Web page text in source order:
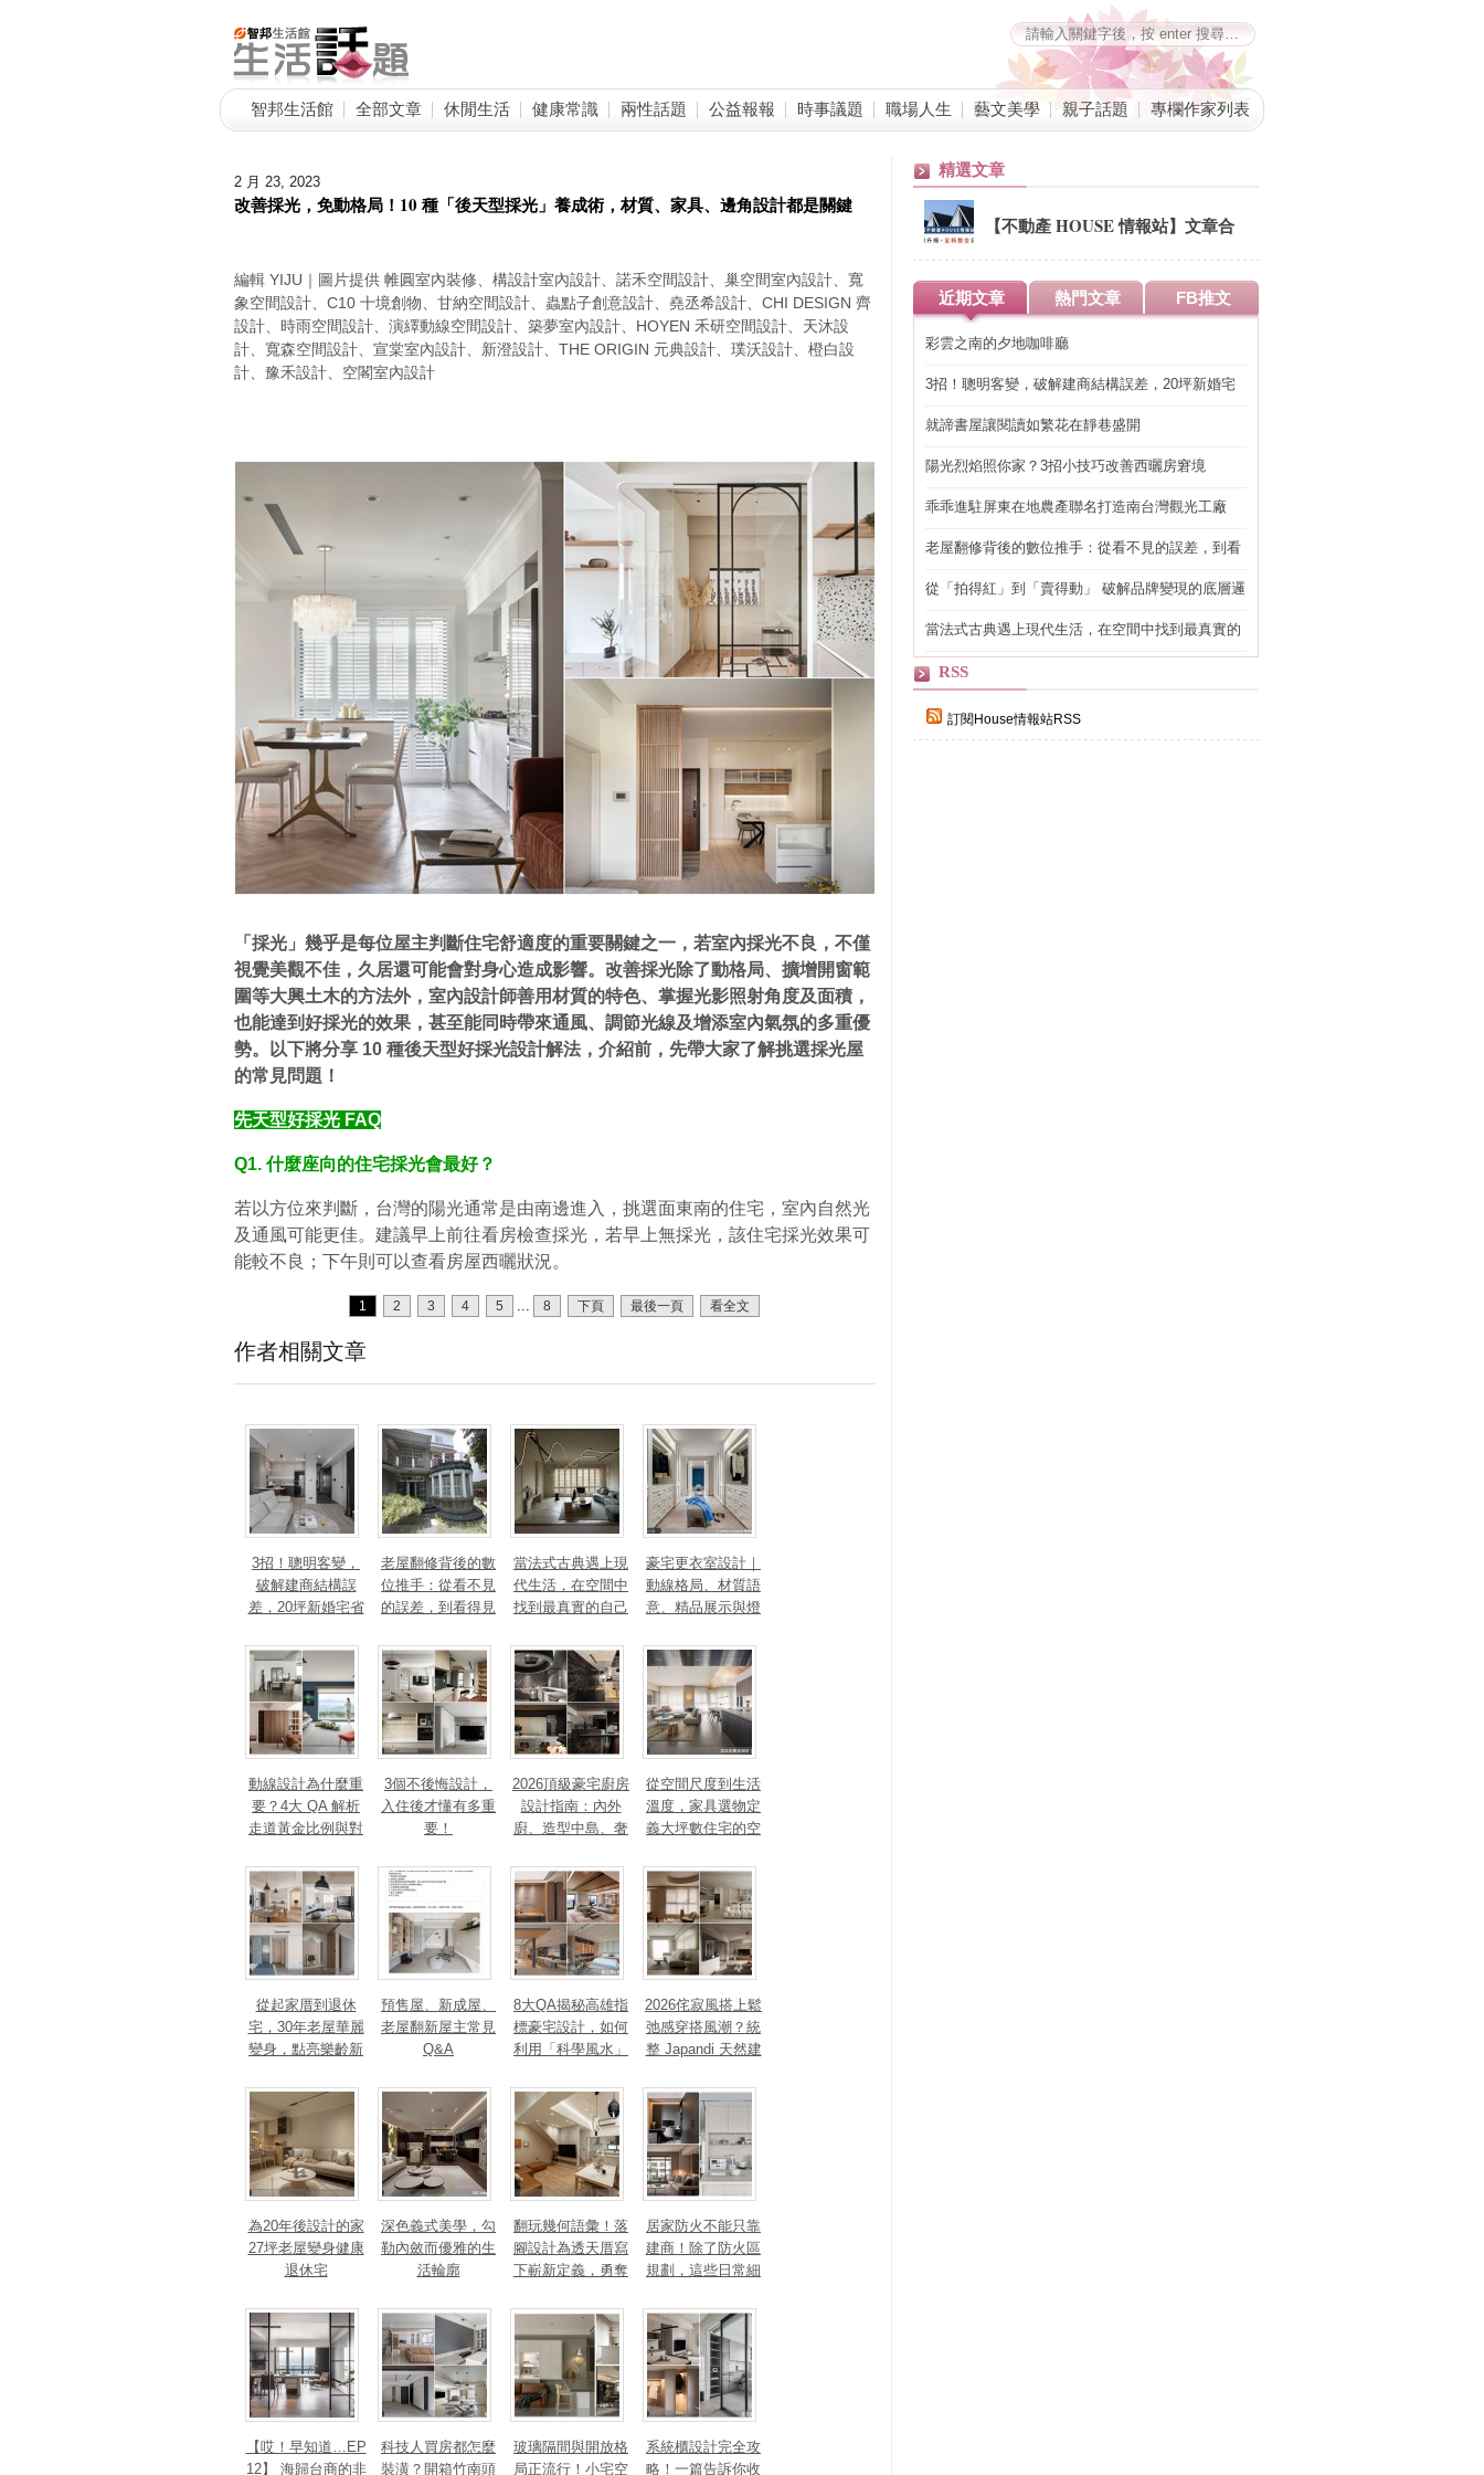
智邦生活館 全部文章 休閒生活 健康常識 兩性話題 公益報報 時事議題 職場人生 藝文美學 親子話題 專欄作家列表
2 月 23, 2023
改善採光，免動格局！10 種「後天型採光」養成術，材質、家具、邊角設計都是關鍵
編輯 YIJU｜圖片提供 帷圓室內裝修、構設計室內設計、諾禾空間設計、巢空間室內設計、寬
象空間設計、C10 十境創物、甘納空間設計、蟲點子創意設計、堯丞希設計、CHI DESIGN 齊
設計、時雨空間設計、演繹動線空間設計、築夢室內設計、HOYEN 禾研空間設計、天沐設
計、寬森空間設計、宣棠室內設計、新澄設計、THE ORIGIN 元典設計、璞沃設計、橙白設
計、豫禾設計、空閣室內設計
「採光」幾乎是每位屋主判斷住宅舒適度的重要關鍵之一，若室內採光不良，不僅
視覺美觀不佳，久居還可能會對身心造成影響。改善採光除了動格局、擴增開窗範
圍等大興土木的方法外，室內設計師善用材質的特色、掌握光影照射角度及面積，
也能達到好採光的效果，甚至能同時帶來通風、調節光線及增添室內氣氛的多重優
勢。以下將分享 10 種後天型好採光設計解法，介紹前，先帶大家了解挑選採光屋
的常見問題！
先天型好採光 FAQ
Q1. 什麼座向的住宅採光會最好？
若以方位來判斷，台灣的陽光通常是由南邊進入，挑選面東南的住宅，室內自然光
及通風可能更佳。建議早上前往看房檢查採光，若早上無採光，該住宅採光效果可
能較不良；下午則可以查看房屋西曬狀況。
1 2 3 4 5 ... 8 下頁 最後一頁 看全文
作者相關文章
3招！聰明客變，
破解建商結構誤
差，20坪新婚宅省
錢
老屋翻修背後的數
位推手：從看不見
的誤差，到看得見
當法式古典遇上現
代生活，在空間中
找到最真實的自己
豪宅更衣室設計｜
動線格局、材質語
意、精品展示與燈
打造高訂生活儀式
動線設計為什麼重
要？4大 QA 解析
走道黃金比例與對
3個不後悔設計，
入住後才懂有多重
要！
2026頂級豪宅廚房
設計指南：內外
廚、造型中島、奢
讓廚房從空間配角
變主角！
從空間尺度到生活
溫度，家具選物定
義大坪數住宅的空
從起家厝到退休
宅，30年老屋華麗
變身，點亮樂齡新
法、英指標設計大
獎！
預售屋、新成屋、
老屋翻新屋主常見
Q&A
8大QA揭秘高雄指
標豪宅設計，如何
利用「科學風水」
量磁場？
2026侘寂風搭上鬆
弛感穿搭風潮？統
整 Japandi 天然建
有風靡全球的軟裝
家具推薦
為20年後設計的家
27坪老屋變身健康
退休宅
深色義式美學，勾
勒內斂而優雅的生
活輪廓
翻玩幾何語彙！落
腳設計為透天厝寫
下嶄新定義，勇奪
TAN 國際大獎
居家防火不能只靠
建商！除了防火區
規劃，這些日常細
【哎！早知道…EP
12】 海歸台商的非
科技人買房都怎麼
裝潢？開箱竹南頭
玻璃隔間與開放格
局正流行！小宅空
系統櫃設計完全攻
略！一篇告訴你收
精選文章
【不動產 HOUSE 情報站】文章合
併公告
近期文章 熱門文章 FB推文
彩雲之南的夕地咖啡廳
3招！聰明客變，破解建商結構誤差，20坪新婚宅
就諦書屋讓閱讀如繁花在靜巷盛開
陽光烈焰照你家？3招小技巧改善西曬房窘境
乖乖進駐屏東在地農產聯名打造南台灣觀光工廠
老屋翻修背後的數位推手：從看不見的誤差，到看
從「拍得紅」到「賣得動」 破解品牌變現的底層邏
當法式古典遇上現代生活，在空間中找到最真實的
RSS
訂閱House情報站RSS